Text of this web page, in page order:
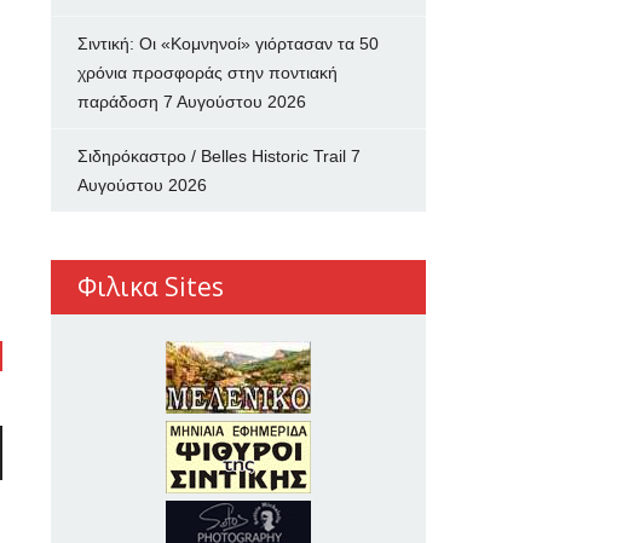
Σιντική: Οι «Κομνηνοί» γιόρτασαν τα 50
χρόνια προσφοράς στην ποντιακή
παράδοση 7 Αυγούστου 2026
Σιδηρόκαστρο / Belles Historic Trail 7
Αυγούστου 2026
Φιλικα Sites